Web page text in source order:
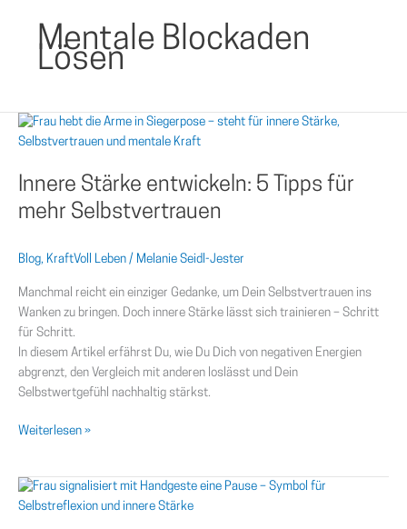
Mentale Blockaden
Lösen
Innere Stärke entwickeln: 5 Tipps für
mehr Selbstvertrauen
Blog, KraftVoll Leben / Melanie Seidl-Jester
Manchmal reicht ein einziger Gedanke, um Dein Selbstvertrauen ins
Wanken zu bringen. Doch innere Stärke lässt sich trainieren – Schritt
für Schritt.
In diesem Artikel erfährst Du, wie Du Dich von negativen Energien
abgrenzt, den Vergleich mit anderen loslässt und Dein
Selbstwertgefühl nachhaltig stärkst.
Innere
Stärke
5
für
Selbstvertrauen
Weiterlesen »
So
entwickelst